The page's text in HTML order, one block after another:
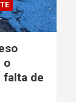
o
falta de